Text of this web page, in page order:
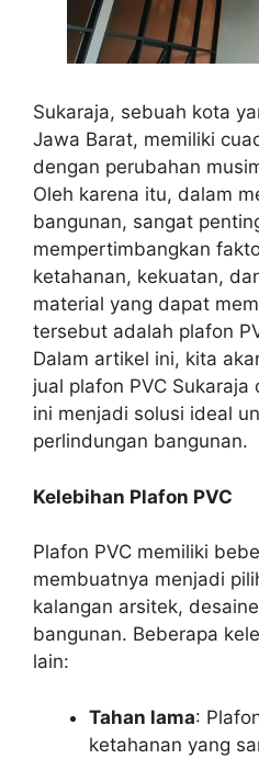
Sukaraja, sebuah kota
Jawa Barat, memiliki
dengan perubahan
Oleh karena itu, dalam
bangunan, sangat
mempertimbangkan
ketahanan, kekuatan,
material yang dapat
tersebut adalah plafon
Dalam artikel ini, kita
jual plafon PVC
ini menjadi solusi ideal
perlindungan bangunan.
Kelebihan Plafon PVC
Plafon PVC memiliki
membuatnya menjadi
kalangan arsitek,
bangunan. Beberapa
lain:
Tahan lama:
ketahanan yang